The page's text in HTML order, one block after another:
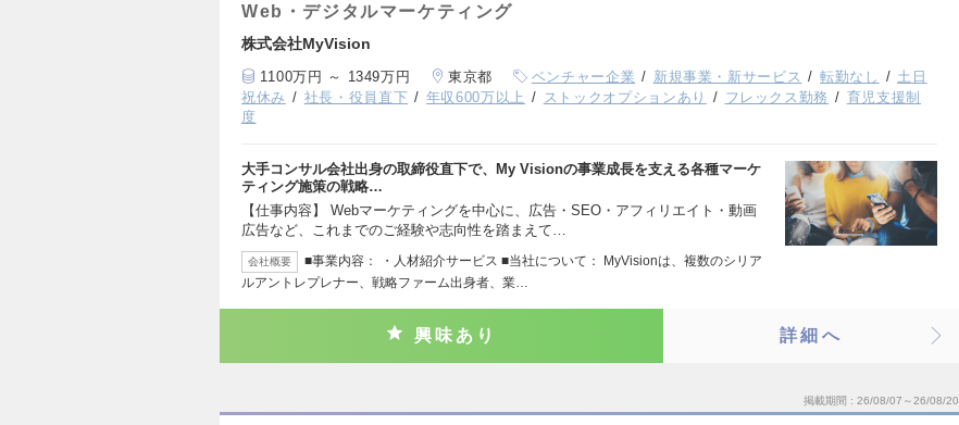
Web・デジタルマーケティング
株式会社MyVision
1100万円 ～ 1349万円 東京都 ベンチャー企業 新規事業・新サービス 転勤なし
土日
祝休み
社長・役員直下 年収600万以上 ストックオプションあり フレックス勤務
育児支援制
度
大手コンサル会社出身の取締役直下で、My Visionの事業成長を支える各種マーケ
ティング施策の戦略…
【仕事内容】 Webマーケティングを中心に、広告・SEO・アフィリエイト・動画
広告など、これまでのご経験や志向性を踏まえて…
会社概要
■事業内容： ・人材紹介サービス ■当社について： MyVisionは、複数のシリア
ルアントレプレナー、戦略ファーム出身者、業…
興味あり 詳細へ
掲載期間 26/08/07～26/08/20